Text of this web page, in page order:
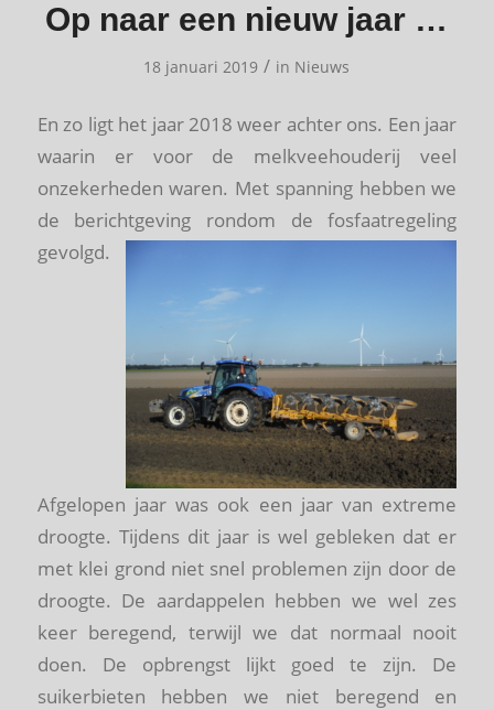
Op naar een nieuw jaar …
18 januari 2019 / in Nieuws
En zo ligt het jaar 2018 weer achter ons. Een jaar
waarin er voor de melkveehouderij veel
onzekerheden waren. Met spanning hebben we
de berichtgeving rondom de fosfaatregeling
gevolgd.
Afgelopen jaar was ook een jaar van extreme
droogte. Tijdens dit jaar is wel gebleken dat er
met klei grond niet snel problemen zijn door de
droogte. De aardappelen hebben we wel zes
keer beregend, terwijl we dat normaal nooit
doen. De opbrengst lijkt goed te zijn. De
suikerbieten hebben we niet beregend en